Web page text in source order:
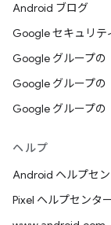
Android ブログ
Google セキュリテ
Google グループの
Google グループの
Google グループの
ヘルプ
Android ヘルプセ
Pixel ヘルプセンタ